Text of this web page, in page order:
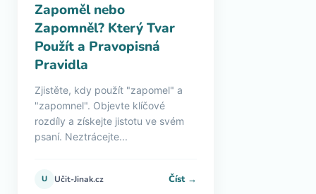
Zapoměl nebo
Zapomněl? Který Tvar
Použít a Pravopisná
Pravidla
Zjistěte, kdy použít "zapomel" a
"zapomnel". Objevte klíčové
rozdíly a získejte jistotu ve svém
psaní. Neztrácejte...
U Učit-Jinak.cz Číst →